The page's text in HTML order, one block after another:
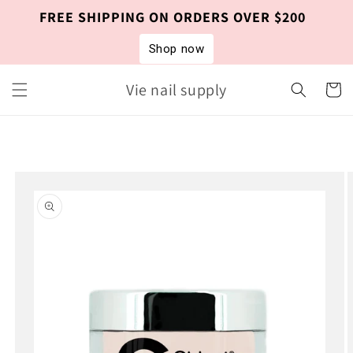
Skip to
content
FREE SHIPPING ON ORDERS OVER $200
Shop now
Vie nail supply Cart